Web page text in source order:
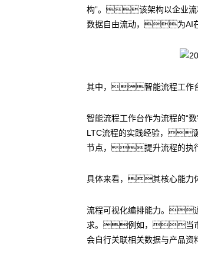
构”。该架构以企业流
数据自由流动，为AI
其中，智能流程工作
智能流程工作台作为流程的
LTC流程的实践经验，
节点，提升流程的
具体来看，其核心能力
流程可视化编排能力。
求。例如，当市
会自行关联相关数据与产